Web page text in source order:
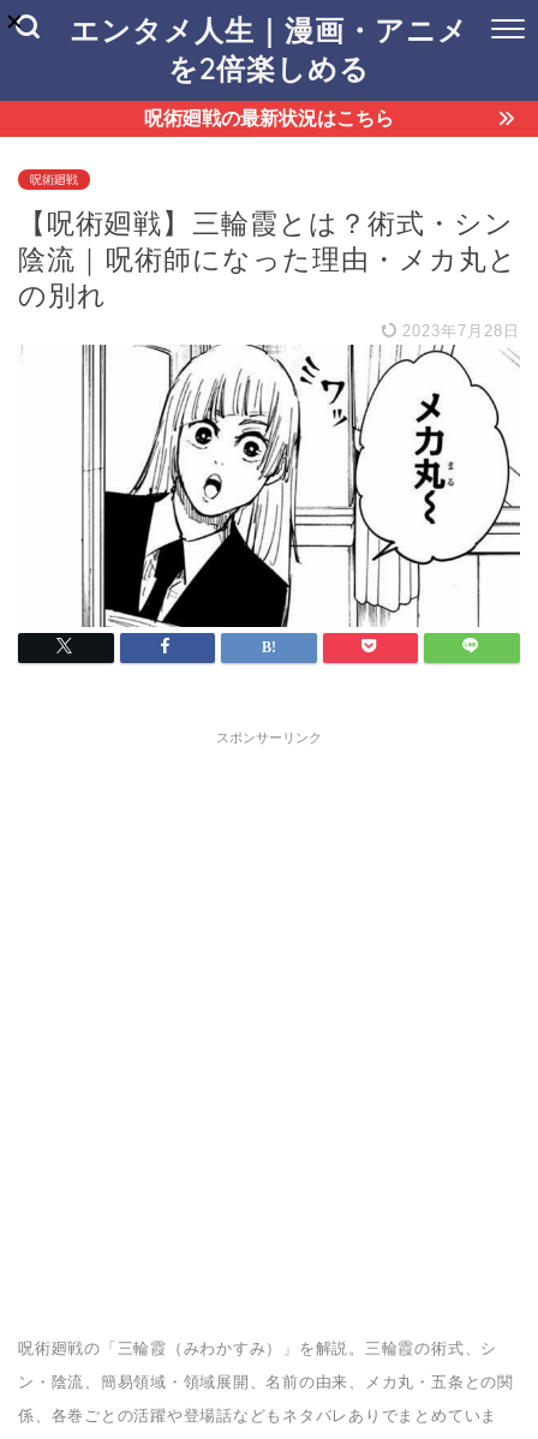
エンタメ人生｜漫画・アニメ
を2倍楽しめる
呪術廻戦の最新状況はこちら
呪術廻戦
【呪術廻戦】三輪霞とは？術式・シン
陰流｜呪術師になった理由・メカ丸と
の別れ
2023年7月28日
スポンサーリンク
呪術廻戦の「三輪霞（みわかすみ）」を解説。三輪霞の術式、シ
ン・陰流、簡易領域・領域展開、名前の由来、メカ丸・五条との関
係、各巻ごとの活躍や登場話などもネタバレありでまとめていま